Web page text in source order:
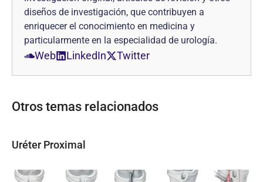
diseños de investi­gación, que contribuyen a
enriquecer el conocimiento en medicina y
particularmente en la especialidad de urología.
Web LinkedIn Twitter
Otros temas relacionados
Uréter Proximal